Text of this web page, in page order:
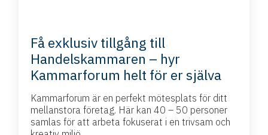
Få exklusiv tillgång till
Handelskammaren – hyr
Kammarforum helt för er själva
Kammarforum är en perfekt mötesplats för ditt
mellanstora företag. Här kan 40 – 50 personer
samlas för att arbeta fokuserat i en trivsam och